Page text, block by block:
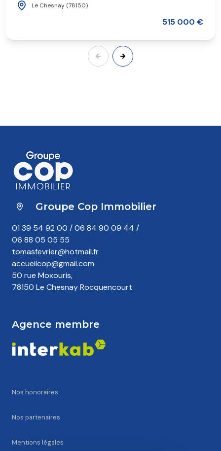
Le Chesnay (78150)
515 000 €
Groupe Cop Immobilier
01 39 54 92 00 /06 84 90 09 44 /
06 88 05 05 55
tomasfevrier@hotmail.fr
accueilcop@gmail.com
50 rue Moxouris,
78150 Le Chesnay Rocquencourt
Agence membre
Nos honoraires
Nos partenaires
Mentions légales